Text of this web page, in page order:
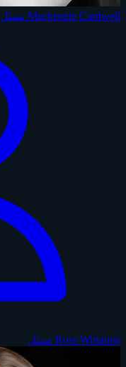
Mackenzie Cardwell ممثل
Ross Wirtanen ممثل